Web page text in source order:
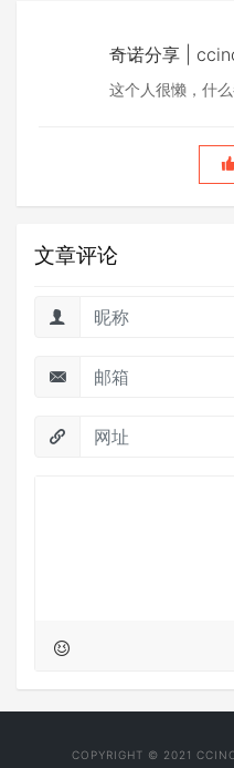
奇诺分享 |
这个人很懒，什
文章评论
COPYRIGHT © 2021